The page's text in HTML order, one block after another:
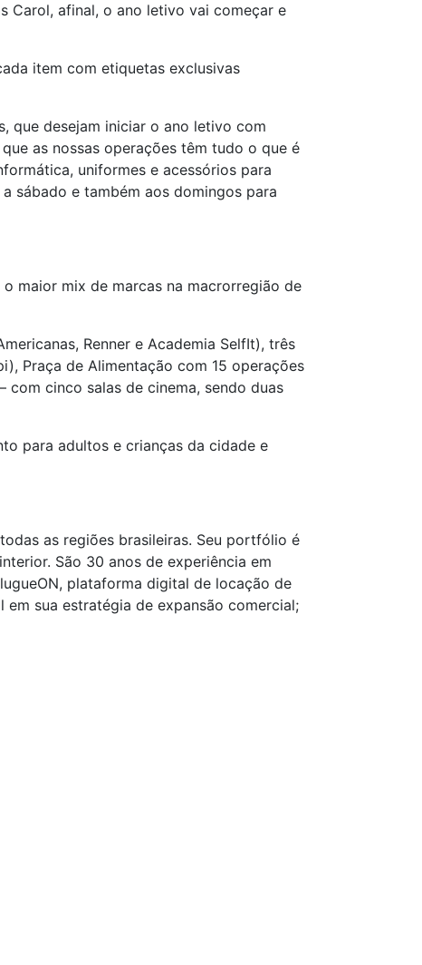
Carol, afinal, o ano letivo vai começar e
item com etiquetas exclusivas
que desejam iniciar o ano letivo com
as nossas operações têm tudo o que é
uniformes e acessórios para
sábado e também aos domingos para
maior mix de marcas na macrorregião de
Renner e Academia SelfIt), três
Praça de Alimentação com 15 operações
cinco salas de cinema, sendo duas
para adultos e crianças da cidade e
as regiões brasileiras. Seu portfólio é
São 30 anos de experiência em
plataforma digital de locação de
sua estratégia de expansão comercial;